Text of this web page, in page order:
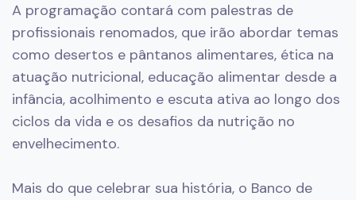
A programação contará com palestras de
profissionais renomados, que irão abordar temas
como desertos e pântanos alimentares, ética na
atuação nutricional, educação alimentar desde a
infância, acolhimento e escuta ativa ao longo dos
ciclos da vida e os desafios da nutrição no
envelhecimento.
Mais do que celebrar sua história, o Banco de